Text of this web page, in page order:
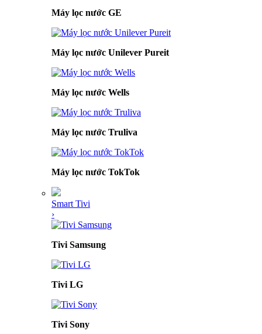
Máy lọc nước GE
Máy lọc nước Unilever Pureit
Máy lọc nước Wells
Máy lọc nước Truliva
Máy lọc nước TokTok
Smart Tivi
›
Tivi Samsung
Tivi LG
Tivi Sony